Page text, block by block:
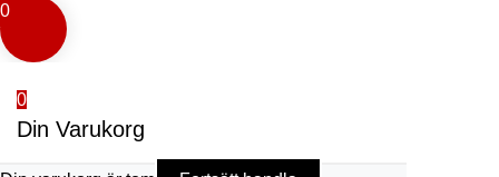
0
0
Din Varukorg